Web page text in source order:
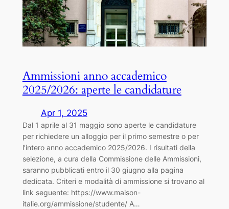
Ammissioni anno accademico
2025/2026: aperte le candidature
Apr 1, 2025
Dal 1 aprile al 31 maggio sono aperte le candidature
per richiedere un alloggio per il primo semestre o per
l’intero anno accademico 2025/2026. I risultati della
selezione, a cura della Commissione delle Ammissioni,
saranno pubblicati entro il 30 giugno alla pagina
dedicata. Criteri e modalità di ammissione si trovano al
link seguente: https://www.maison-
italie.org/ammissione/studente/ A…